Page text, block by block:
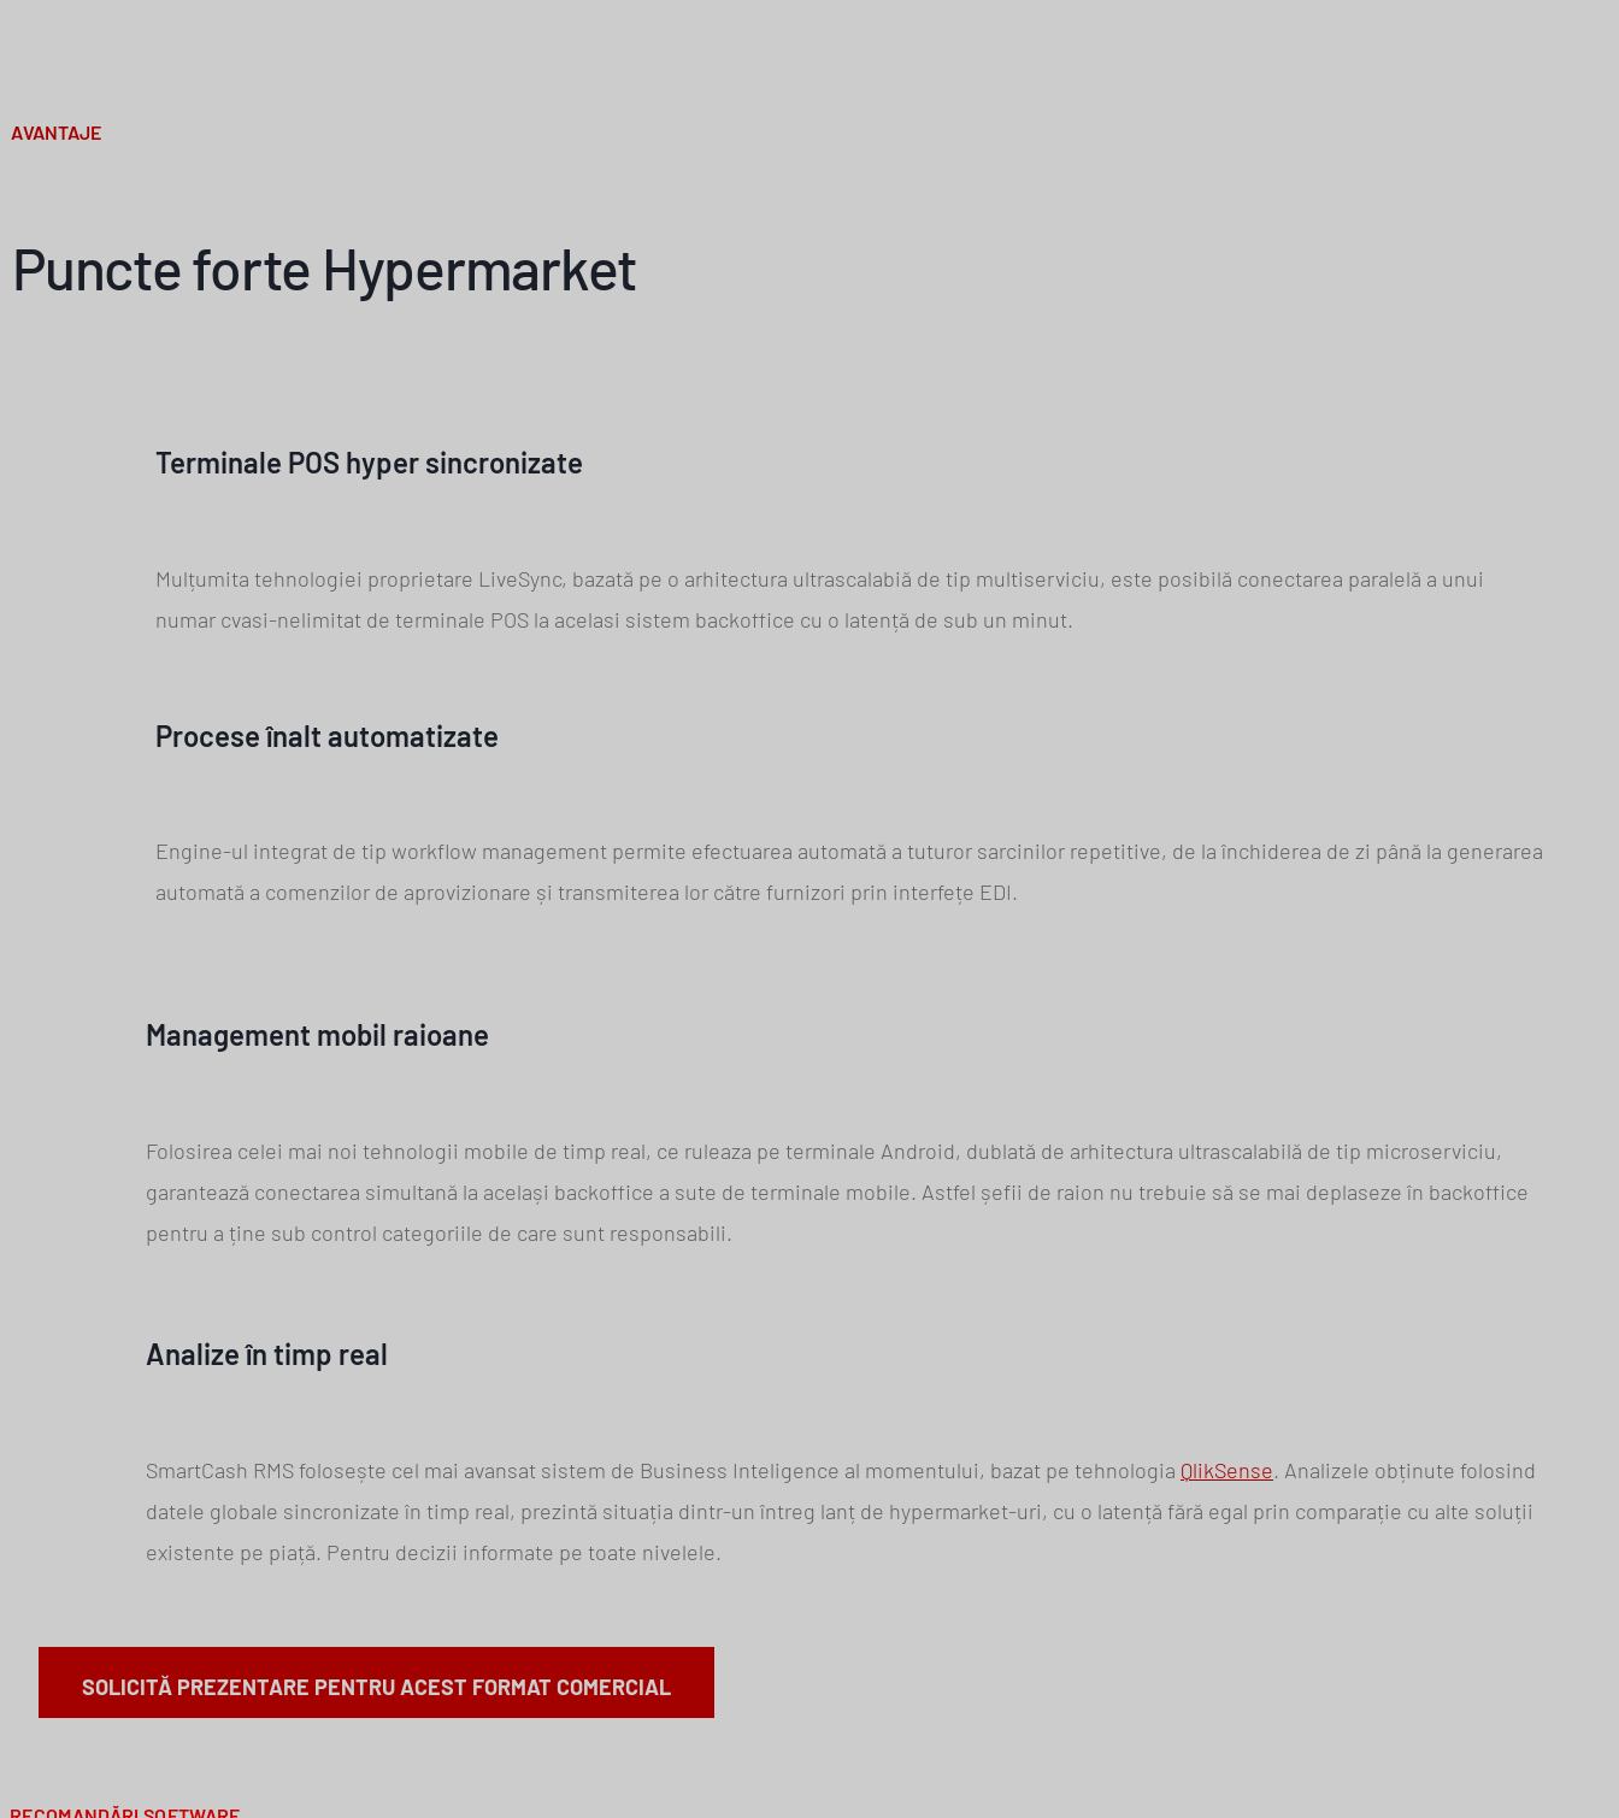
AVANTAJE
Puncte forte Hypermarket
Terminale POS hyper sincronizate
Mulțumita tehnologiei proprietare LiveSync, bazată pe o arhitectura ultrascalabiă de tip multiserviciu, este posibilă conectarea paralelă a unui
numar cvasi-nelimitat de terminale POS la acelasi sistem backoffice cu o latență de sub un minut.
Procese înalt automatizate
Engine-ul integrat de tip workflow management permite efectuarea automată a tuturor sarcinilor repetitive, de la închiderea de zi până la generarea
automată a comenzilor de aprovizionare și transmiterea lor către furnizori prin interfețe EDI.
Management mobil raioane
Folosirea celei mai noi tehnologii mobile de timp real, ce ruleaza pe terminale Android, dublată de arhitectura ultrascalabilă de tip microserviciu,
garantează conectarea simultană la același backoffice a sute de terminale mobile. Astfel șefii de raion nu trebuie să se mai deplaseze în backoffice
pentru a ține sub control categoriile de care sunt responsabili.
Analize în timp real
SmartCash RMS folosește cel mai avansat sistem de Business Inteligence al momentului, bazat pe tehnologia QlikSense. Analizele obținute folosind
datele globale sincronizate în timp real, prezintă situația dintr-un întreg lanț de hypermarket-uri, cu o latență fără egal prin comparație cu alte soluții
existente pe piață. Pentru decizii informate pe toate nivelele.
SOLICITĂ PREZENTARE PENTRU ACEST FORMAT COMERCIAL